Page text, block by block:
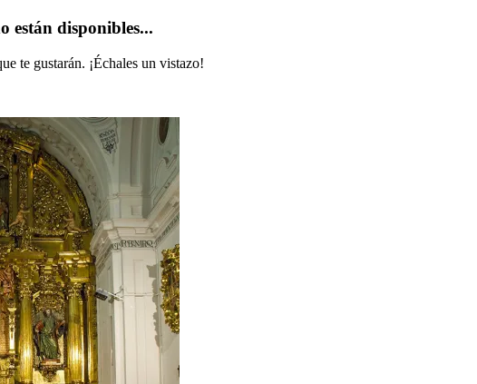
están disponibles...
te gustarán. ¡Échales un vistazo!